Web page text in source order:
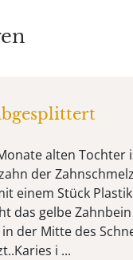
alten Tochter
der
einem Stück
das gelbe
der Mitte des
i ...